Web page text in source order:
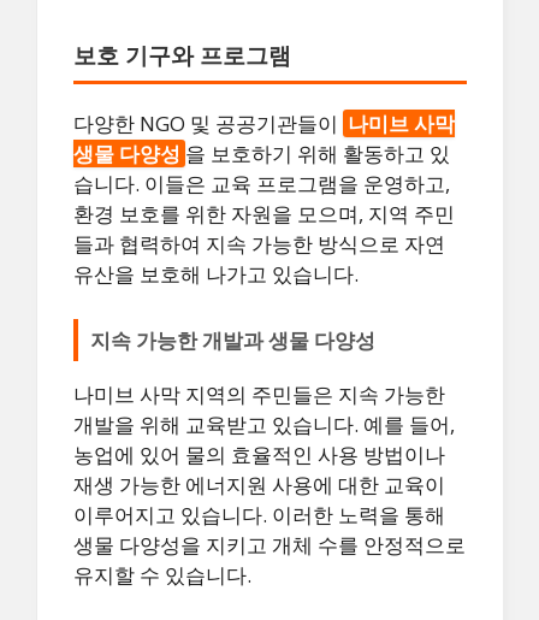
보호 기구와 프로그램
다양한 NGO 및 공공기관들이 나미브 사막
생물 다양성 을 보호하기 위해 활동하고 있
습니다. 이들은 교육 프로그램을 운영하고,
환경 보호를 위한 자원을 모으며, 지역 주민
들과 협력하여 지속 가능한 방식으로 자연
유산을 보호해 나가고 있습니다.
지속 가능한 개발과 생물 다양성
나미브 사막 지역의 주민들은 지속 가능한
개발을 위해 교육받고 있습니다. 예를 들어,
농업에 있어 물의 효율적인 사용 방법이나
재생 가능한 에너지원 사용에 대한 교육이
이루어지고 있습니다. 이러한 노력을 통해
생물 다양성을 지키고 개체 수를 안정적으로
유지할 수 있습니다.